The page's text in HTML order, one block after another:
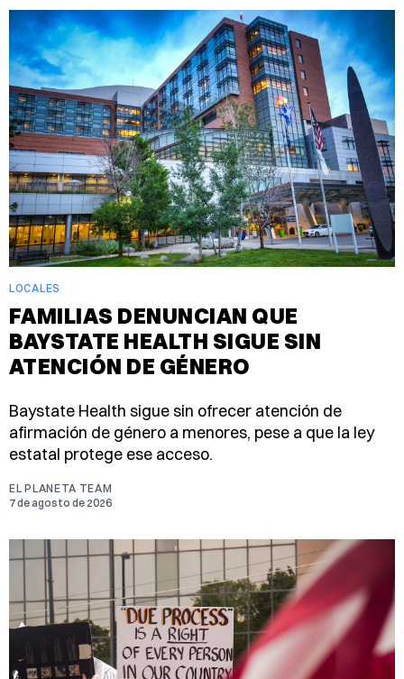
LOCALES
FAMILIAS DENUNCIAN QUE
BAYSTATE HEALTH SIGUE SIN
ATENCIÓN DE GÉNERO
Baystate Health sigue sin ofrecer atención de
afirmación de género a menores, pese a que la ley
estatal protege ese acceso.
EL PLANETA TEAM
7 de agosto de 2026